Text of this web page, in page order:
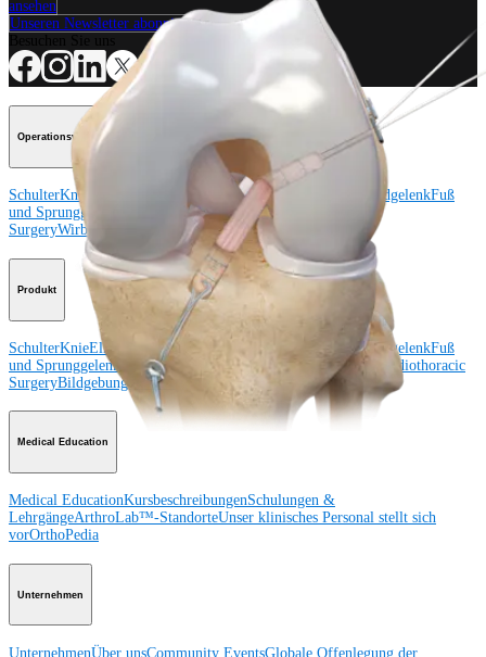
ansehen
Unseren Newsletter abonnieren
Operationsverfahren
SchulterKnie Schulterendoprothetik Hand und HandgelenkFuß
und Sprunggelenk
HüfteOrthobiologie
Cardiothoracic
SurgeryWirbelsäule
Produkt
SchulterKnieEllenbogen Schulterendoprothetik Hand und HandgelenkFuß
und Sprunggelenk
HüfteOrthobiologie Herz-Thoraxchirurgie
Cardiothoracic
SurgeryBildgebung & Resektion
Medical Education
Medical EducationKursbeschreibungenSchulungen &
LehrgängeArthroLab™-StandorteUnser klinisches Personal stellt sich
vorOrthoPedia
Unternehmen
UnternehmenÜber unsCommunity EventsGlobale Offenlegung der